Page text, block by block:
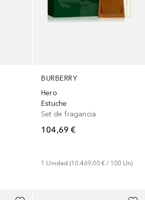
BURBERRY
Hero
Estuche
Set de fragancia
104,69 €
1 Unidad (10.469,00 € / 100 Un)